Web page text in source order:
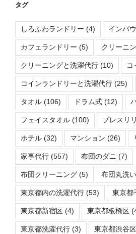
タグ
しろふわランドリー (4) インバ
カフェランドリー (5) クリーニ
クリーニングと洗濯代行 (10) コ
コインランドリーと洗濯代行 (25)
タオル (106) ドラム式 (12)
フェイスタオル (100) プレスリ
ホテル (32) マンション (26)
家事代行 (557) 布団のダニ (7)
布団クリーニング (5) 布団丸洗い
東京都内の洗濯代行 (53) 東京都
東京都新宿区 (4) 東京都板橋区
東京都洗濯代行 (3) 東京都渋谷区